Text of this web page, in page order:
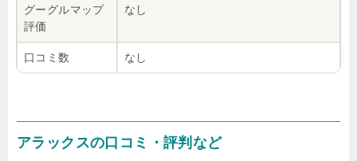
グーグルマップ
評価
なし
口コミ数 なし
アラックスの口コミ・評判など